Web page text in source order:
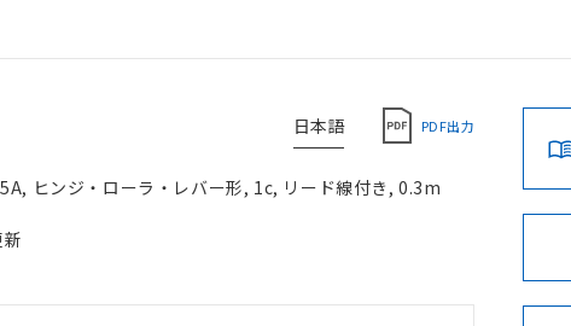
日本語 PDF出力
ヒンジ・ローラ・レバー形, 1c, リード線付き, 0.3m